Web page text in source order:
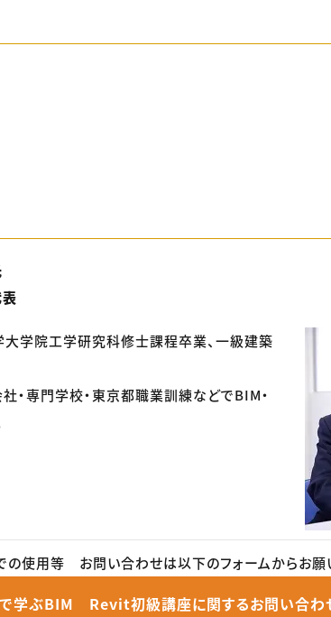
学院工学研究科修士課程卒業、一級建築
・専門学校・東京都職業訓練などでBIM・
使用等 お問い合わせは以下のフォームからお願
学ぶBIM Revit初級講座に関するお問い合わ